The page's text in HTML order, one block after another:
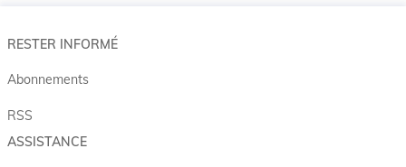
RESTER INFORMÉ
Abonnements
RSS
ASSISTANCE